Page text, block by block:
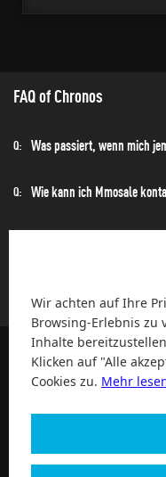
FAQ of Chronos
Q: Was passiert, wenn mich
Q: Wie kann ich Mmosale
Wir achten auf Ihre
Browsing-Erlebnis zu
Inhalte
Klicken auf "Alle
Cookies zu. Mehr
100% Zufriedenheit und